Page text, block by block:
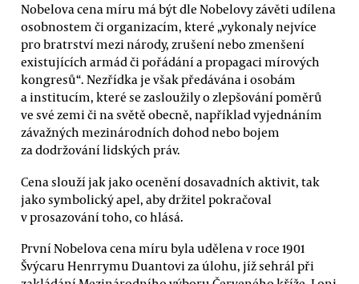
Nobelova cena míru má být dle Nobelovy závěti udílena
osobnostem či organizacím, které „vykonaly nejvíce
pro bratrství mezi národy, zrušení nebo zmenšení
existujících armád či pořádání a propagaci mírových
kongresů“. Nezřídka je však předávána i osobám
a institucím, které se zasloužily o zlepšování poměrů
ve své zemi či na světě obecně, například vyjednáním
závažných mezinárodních dohod nebo bojem
za dodržování lidských práv.
Cena slouží jak jako ocenění dosavadních aktivit, tak
jako symbolický apel, aby držitel pokračoval
v prosazování toho, co hlásá.
První Nobelova cena míru byla udělena v roce 1901
Švýcaru Henrrymu Duantovi za úlohu, jíž sehrál při